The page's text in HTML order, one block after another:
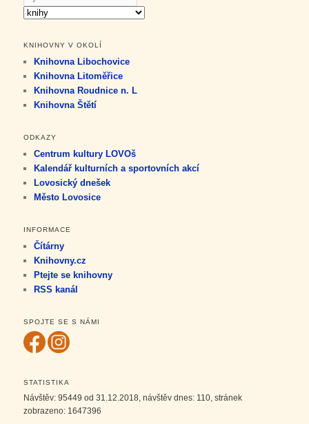
KNIHOVNY V OKOLÍ
Knihovna Libochovice
Knihovna Litoměřice
Knihovna Roudnice n. L
Knihovna Štětí
ODKAZY
Centrum kultury LOVOš
Kalendář kulturních a sportovních akcí
Lovosický dnešek
Město Lovosice
INFORMACE
Čítárny
Knihovny.cz
Ptejte se knihovny
RSS kanál
SPOJTE SE S NÁMI
STATISTIKA
Návštěv:95449 od 31.12.2018, návštěv dnes: 110, stránek
zobrazeno: 1647396